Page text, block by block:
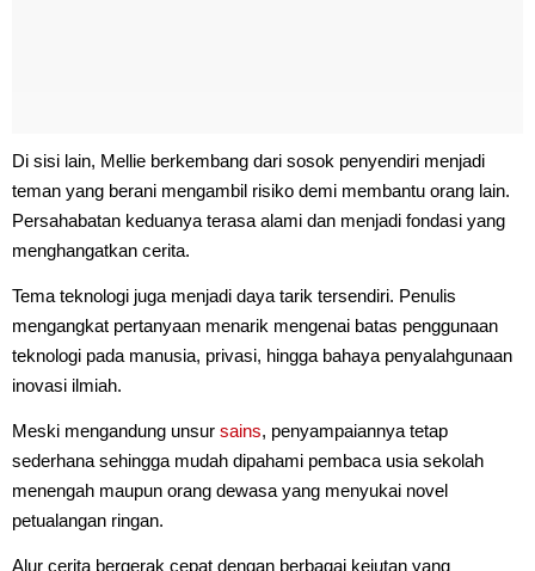
Di sisi lain, Mellie berkembang dari sosok penyendiri menjadi
teman yang berani mengambil risiko demi membantu orang lain.
Persahabatan keduanya terasa alami dan menjadi fondasi yang
menghangatkan cerita.
Tema teknologi juga menjadi daya tarik tersendiri. Penulis
mengangkat pertanyaan menarik mengenai batas penggunaan
teknologi pada manusia, privasi, hingga bahaya penyalahgunaan
inovasi ilmiah.
Meski mengandung unsur sains, penyampaiannya tetap
sederhana sehingga mudah dipahami pembaca usia sekolah
menengah maupun orang dewasa yang menyukai novel
petualangan ringan.
Alur cerita bergerak cepat dengan berbagai kejutan yang